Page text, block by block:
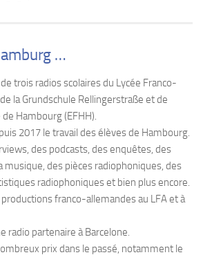
…
trois radios scolaires du Lycée Franco-
la Grundschule Rellingerstraße et de
de Hambourg (EFHH).
2017 le travail des élèves de Hambourg.
des podcasts, des enquêtes, des
musique, des pièces radiophoniques, des
radiophoniques et bien plus encore.
franco-allemandes au LFA et à
radio partenaire à Barcelone.
prix dans le passé, notamment le